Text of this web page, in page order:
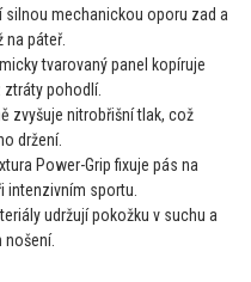
silnou mechanickou oporu zad a
na páteř.
tvarovaný panel kopíruje
ztráty pohodlí.
zvyšuje nitrobřišní tlak, což
držení.
Power-Grip fixuje pás na
intenzivním sportu.
udržují pokožku v suchu a
nošení.